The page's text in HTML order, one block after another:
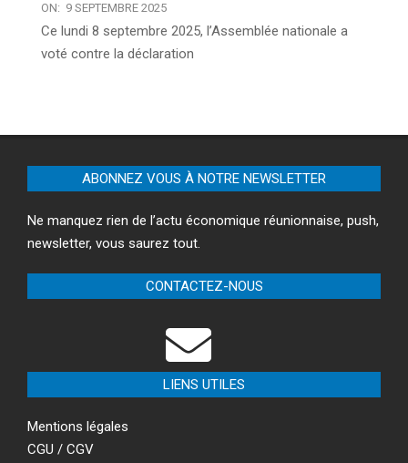
ON: 9 SEPTEMBRE 2025
Ce lundi 8 septembre 2025, l’Assemblée nationale a
voté contre la déclaration
ABONNEZ VOUS À NOTRE NEWSLETTER
Ne manquez rien de l’actu économique réunionnaise, push,
newsletter, vous saurez tout.
CONTACTEZ-NOUS
LIENS UTILES
Mentions légales
CGU / CGV